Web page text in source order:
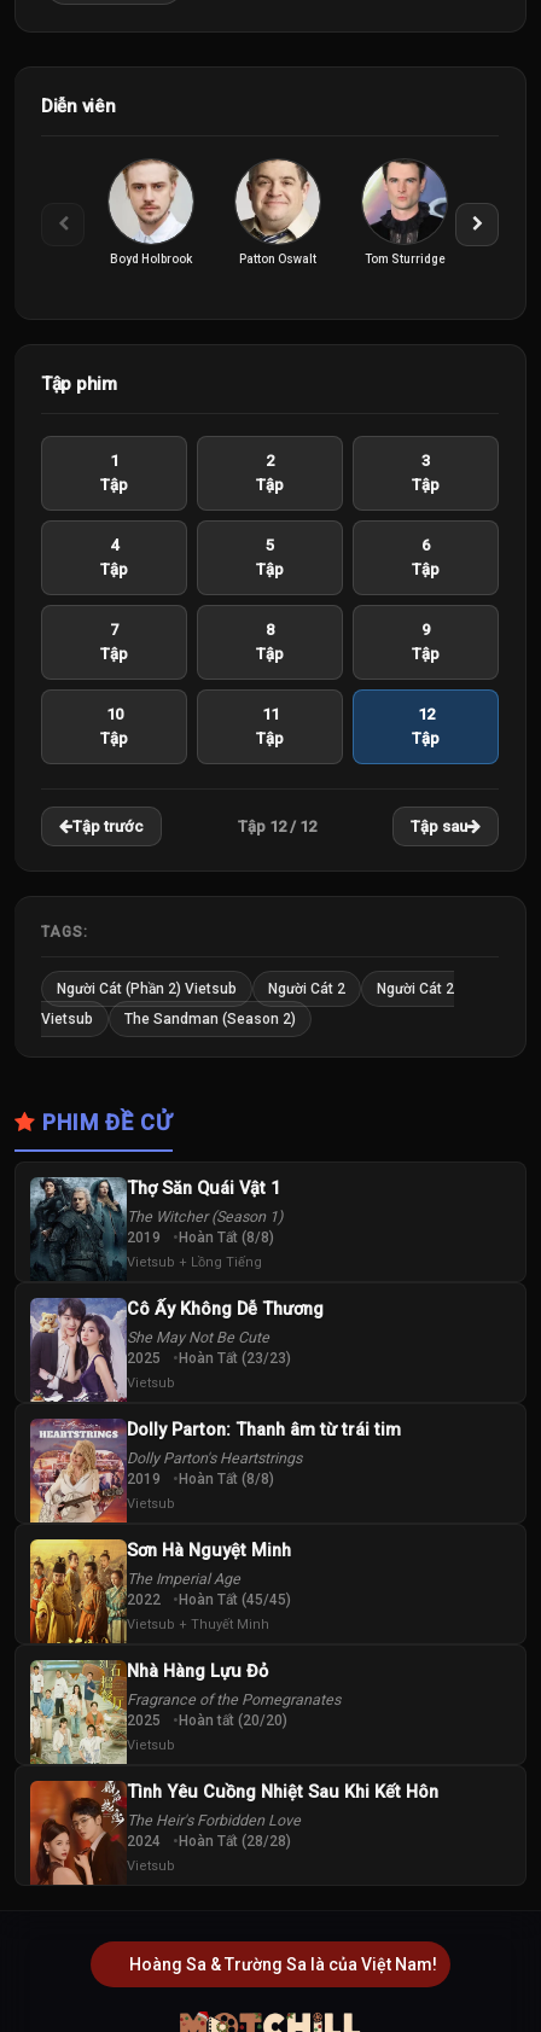
Diễn viên
Boyd Holbrook Patton Oswalt Tom Sturridge
Tập phim
1
Tập
2
Tập
3
Tập
4
Tập
5
Tập
6
Tập
7
Tập
8
Tập
9
Tập
10
Tập
11
Tập
12
Tập
Tập trước Tập 12 / 12 Tập sau
TAGS:
Người Cát (Phần 2) Vietsub Người Cát 2
Người Cát 2
Vietsub
The Sandman (Season 2)
PHIM ĐỀ CỬ
Thợ Săn Quái Vật 1
The Witcher (Season 1)
2019 Hoàn Tất (8/8)
Vietsub + Lồng Tiếng
Cô Ấy Không Dễ Thương
She May Not Be Cute
2025 Hoàn Tất (23/23)
Vietsub
Dolly Parton: Thanh âm từ trái tim
Dolly Parton's Heartstrings
2019 Hoàn Tất (8/8)
Vietsub
Sơn Hà Nguyệt Minh
The Imperial Age
2022 Hoàn Tất (45/45)
Vietsub + Thuyết Minh
Nhà Hàng Lựu Đỏ
Fragrance of the Pomegranates
2025 Hoàn tất (20/20)
Vietsub
Tình Yêu Cuồng Nhiệt Sau Khi Kết Hôn
The Heir's Forbidden Love
2024 Hoàn Tất (28/28)
Vietsub
Hoàng Sa & Trường Sa là của Việt Nam!